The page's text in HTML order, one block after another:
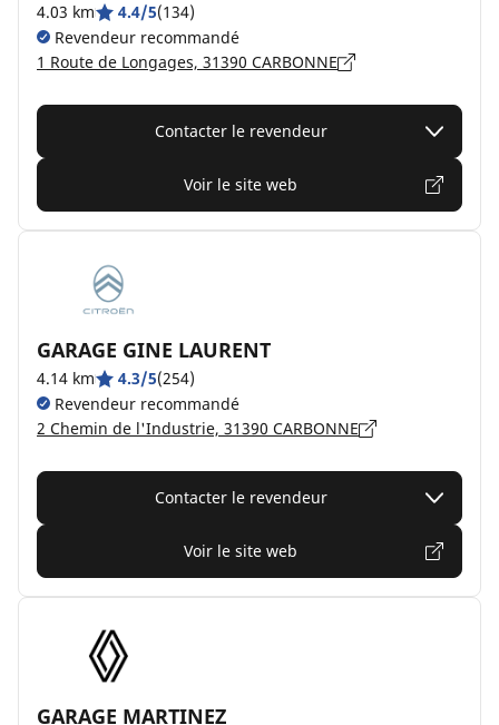
4.03 km 4.4/5(134)
Revendeur recommandé
1 Route de Longages, 31390 CARBONNE
Contacter le revendeur
Voir le site web
GARAGE GINE LAURENT
4.14 km 4.3/5(254)
Revendeur recommandé
2 Chemin de l'Industrie, 31390 CARBONNE
Contacter le revendeur
Voir le site web
GARAGE MARTINEZ